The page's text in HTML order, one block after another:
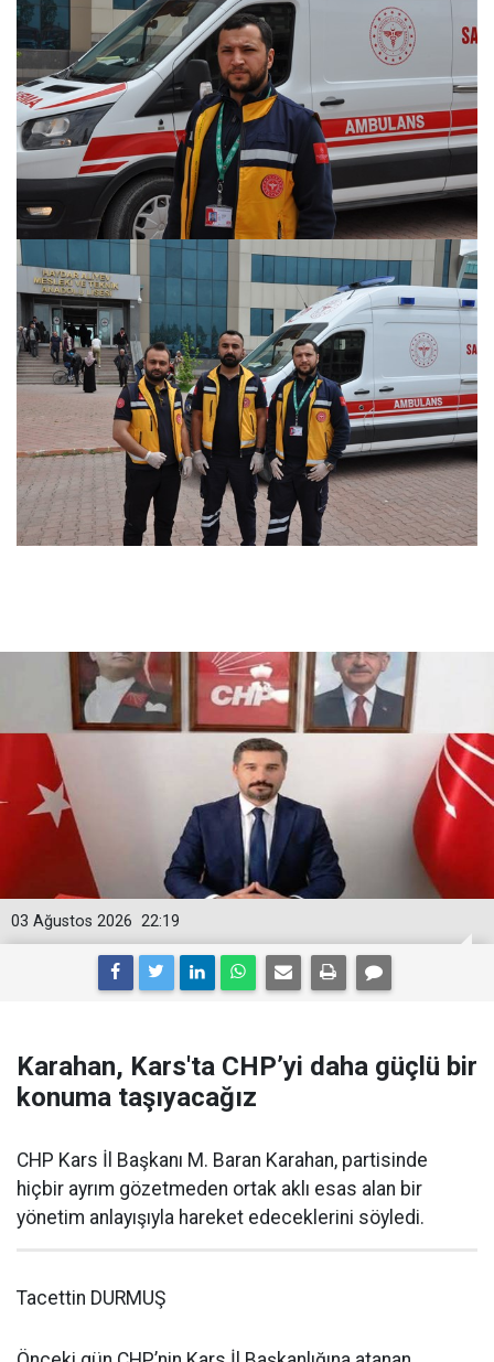
22:19
03 Ağustos 2026
Karahan, Kars'ta CHP’yi daha güçlü bir
konuma taşıyacağız
CHP Kars İl Başkanı M. Baran Karahan, partisinde
hiçbir ayrım gözetmeden ortak aklı esas alan bir
yönetim anlayışıyla hareket edeceklerini söyledi.
Tacettin DURMUŞ